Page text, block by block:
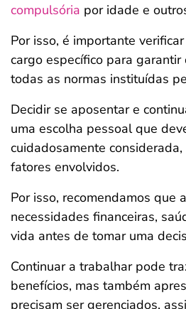
compulsória por idade e
Por isso, é importante
cargo específico para
todas as normas instituídas
Decidir se aposentar e
uma escolha pessoal que
cuidadosamente
fatores envolvidos.
Por isso, recomendamos que
necessidades financeiras,
vida antes de tomar uma
Continuar a trabalhar pode
benefícios, mas também
precisam ser gerenciados,